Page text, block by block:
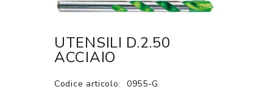
UTENSILI D.2.50
ACCIAIO
Codice articolo:
0955-G